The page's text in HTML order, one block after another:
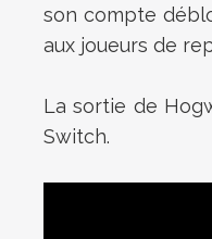
son compte
aux joueurs de
La sortie de
Switch.